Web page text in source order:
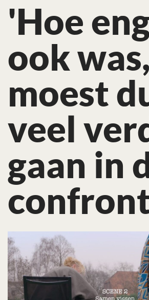
'Hoe
ook
moest
veel
gaan in